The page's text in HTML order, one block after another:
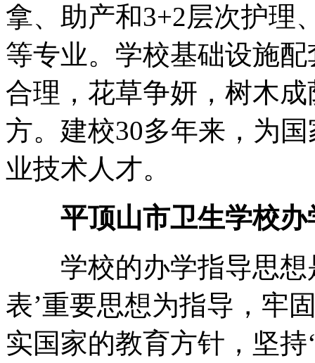
拿、助产和3+2层次护理
等专业。学校基础设施
合理，花草争妍，树木
方。建校30多年来，为
业技术人才。
平顶山市卫生学校办
学校的办学指导思想
表’重要思想为指导，牢
实国家的教育方针，坚持